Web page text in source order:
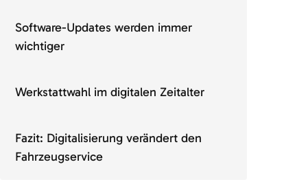
Software-Updates werden immer
wichtiger
Werkstattwahl im digitalen Zeitalter
Fazit: Digitalisierung verändert den
Fahrzeugservice